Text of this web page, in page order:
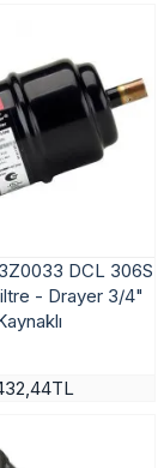
DCL 306S
- Drayer 3/4"